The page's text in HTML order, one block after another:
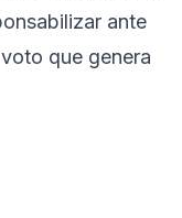
ante
que genera